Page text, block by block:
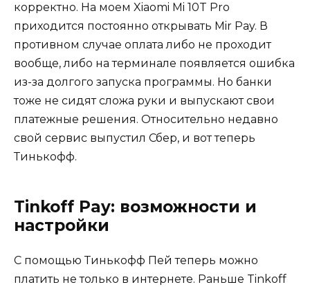
корректно. На моем Xiaomi Mi 10T Pro
приходится постоянно открывать Mir Pay. В
противном случае оплата либо не проходит
вообще, либо на терминале появляется ошибка
из-за долгого запуска программы. Но банки
тоже не сидят сложа руки и выпускают свои
платежные решения. Относительно недавно
свой сервис выпустил Сбер, и вот теперь
Тинькофф.
Tinkoff Pay: возможности и
настройки
С помощью Тинькофф Пей теперь можно
платить не только в интернете. Раньше Tinkoff